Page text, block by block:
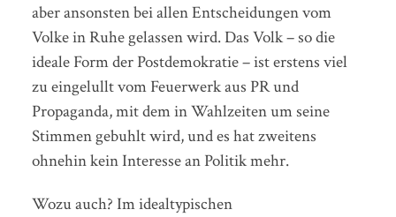
aber ansonsten bei allen Entscheidungen vom
Volke in Ruhe gelassen wird. Das Volk – so die
ideale Form der Postdemokratie – ist erstens viel
zu eingelullt vom Feuerwerk aus PR und
Propaganda, mit dem in Wahlzeiten um seine
Stimmen gebuhlt wird, und es hat zweitens
ohnehin kein Interesse an Politik mehr.
Wozu auch? Im idealtypischen